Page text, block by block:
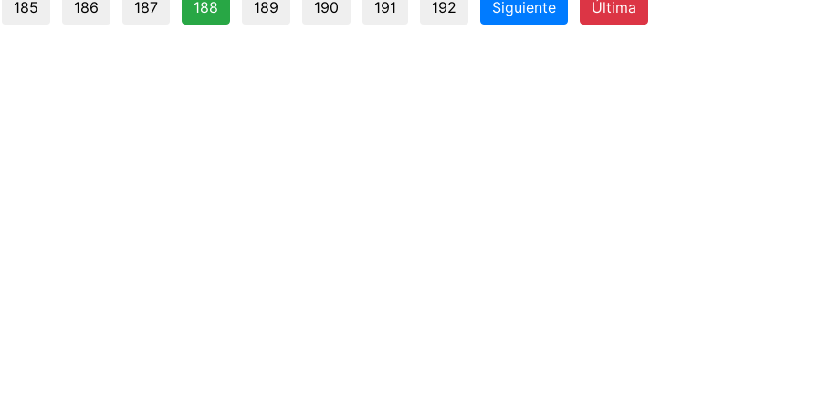
185 186 187 188 189 190 191 192 Siguiente Última